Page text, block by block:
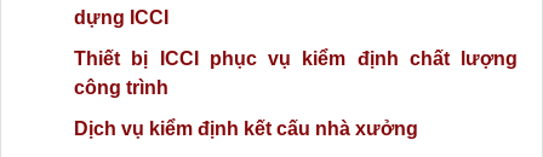
dựng ICCI
Thiết bị ICCI phục vụ kiểm định chất lượng
công trình
Dịch vụ kiểm định kết cấu nhà xưởng